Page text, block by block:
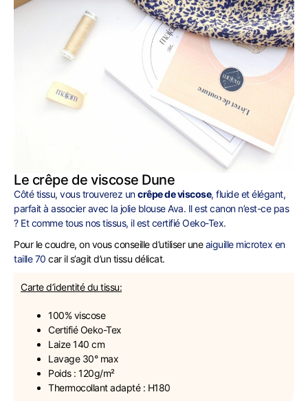
Le crêpe de viscose Dune
Côté tissu, vous trouverez uncrêpe de viscose, fluide et élégant,
parfait à associer avec la jolie blouse Ava. Il est canon n’est-ce pas
? Et comme tous nos tissus, il est certifié Oeko-Tex.
Pour le coudre, on vous conseille d’utiliser uneaiguille microtex en
taille 70 car il s’agit d’un tissu délicat.
Carte d’identité du tissu:
100% viscose
Certifié Oeko-Tex
Laize 140 cm
Lavage 30° max
Poids : 120g/m²
Thermocollant adapté : H180